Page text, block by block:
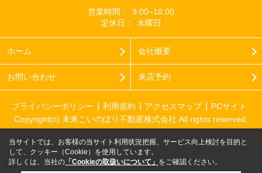
営業時間：
9:00~18:00
定休日：
水曜日
ホーム 会社概要
お問い合わせ 来店予約
プライバシーポリシー 利用規約 アクセスマップ
PCサイト
Copyright(c) 未来こいのぼり不動産株式会社 All rights reserved.
当サイトでは、お客様の当サイト利用状況把握、サービス向上検討を目的と
して、クッキー（Cookie）を使用しています。
詳しくは、当社の 「Cookieの取扱いについて」 をご確認ください。